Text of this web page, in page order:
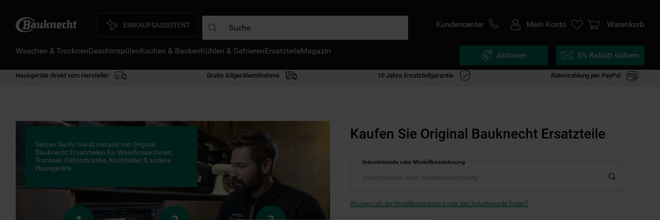
EINKAUFSASSISTENT Kundencenter Mein Konto Warenkorb
Waschen & TrocknenGeschirrspülenKochen & BackenKühlen & GefrierenErsatzteileMagazin Aktionen 5% Rabatt sichern
Hausgeräte direkt vom Hersteller Gratis Altgerätemitnahme 10 Jahre Ersatzteilgarantie Ratenzahlung per PayPal
Setzen Sie Ihr Gerät instand mit Original
Bauknecht Ersatzteilen für Waschmaschinen,
Trockner, Kühlschränke, Kochfelder & andere
Hausgeräte.
Kaufen Sie Original Bauknecht Ersatzteile
Industriecode oder Modellbezeichnung
Wo kann ich die Modellbezeichnung oder den Industriecode finden?
DIE HÄUFIGSTEN SUCHANFRAGEN
trockner
6 kühlschrank
gefrierschrank
8 mikrowelle